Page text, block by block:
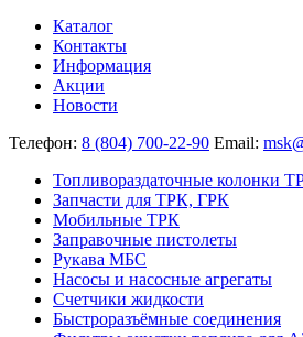
Каталог
Контакты
Информация
Акции
Новости
Телефон: 8 (804) 700-22-90 Email:
Топливораздаточные колонки
Запчасти для ТРК, ГРК
Мобильные ТРК
Заправочные пистолеты
Рукава МБС
Насосы и насосные агрегаты
Счетчики жидкости
Быстроразъёмные соединения